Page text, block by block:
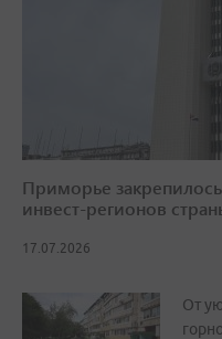
Приморье
инвест-регионов
17.07.2026
От